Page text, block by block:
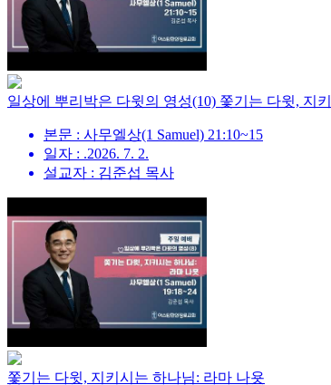
일상에 뿌리박은 다윗의 영성(10) 쫓기는 다윗, 지
본문 : 사무엘상(1 Samuel) 21:10~15
일자 : .2026. 7. 2.
설교자 : 김준섭 목사
쫓기는 다윗, 지키시는 하나님: 라마 나욧